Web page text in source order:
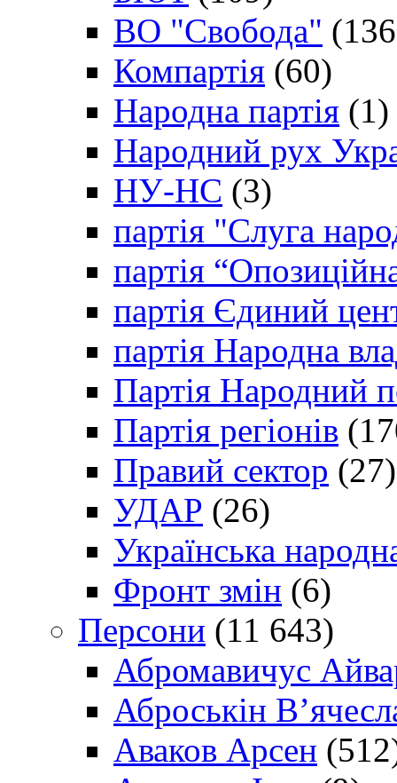
ВО "Свобода"
Компартія (60)
Народна партія (1)
Народний рух
НУ-НС (3)
партія "Слуга
партія
партія Єдиний
партія Народна
Партія Народний
Партія регіонів
Правий сектор (27)
УДАР (26)
Українська
Фронт змін (6)
Персони (11 643)
Абромавичус
Аброськін
Аваков Арсен